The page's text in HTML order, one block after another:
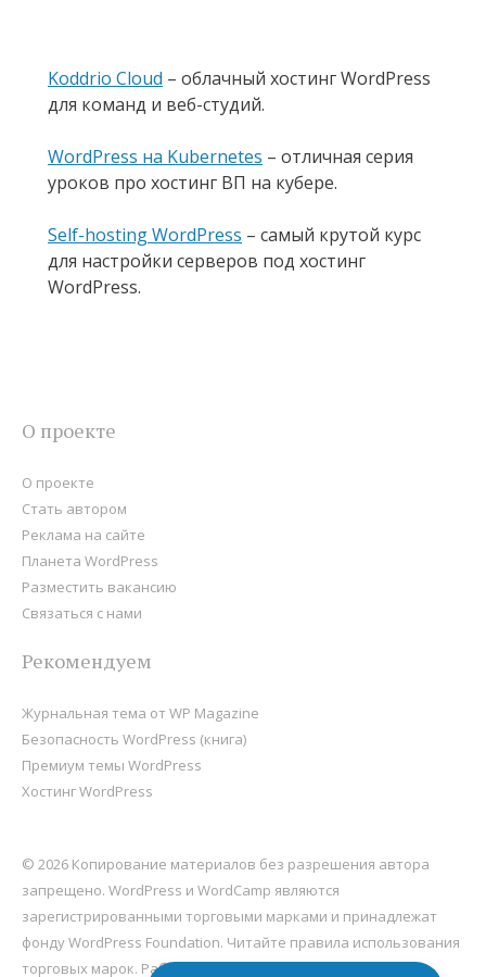
Koddrio Cloud – облачный хостинг WordPress
для команд и веб-студий.
WordPress на Kubernetes – отличная серия
уроков про хостинг ВП на кубере.
Self-hosting WordPress – самый крутой курс
для настройки серверов под хостинг
WordPress.
О проекте
О проекте
Стать автором
Реклама на сайте
Планета WordPress
Разместить вакансию
Связаться с нами
Рекомендуем
Журнальная тема от WP Magazine
Безопасность WordPress (книга)
Премиум темы WordPress
Хостинг WordPress
© 2026 Копирование материалов без разрешения автора
запрещено. WordPress и WordCamp являются
зарегистрированными торговыми марками и принадлежат
фондуWordPress Foundation. Читайте правила использования
торговых марок. Работает наWordPress, хостится на